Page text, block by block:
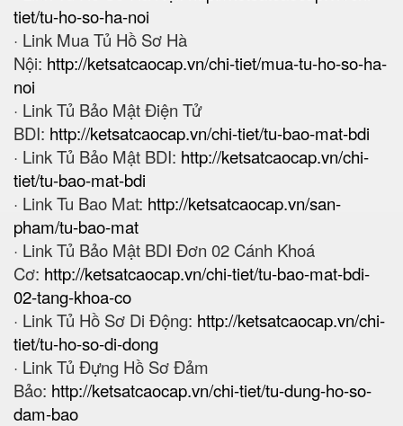
tiet/tu-ho-so-ha-noi
· Link Mua Tủ Hồ Sơ Hà
Nội: http://ketsatcaocap.vn/chi-tiet/mua-tu-ho-so-ha-
noi
· Link Tủ Bảo Mật Điện Tử
BDI: http://ketsatcaocap.vn/chi-tiet/tu-bao-mat-bdi
· Link Tủ Bảo Mật BDI: http://ketsatcaocap.vn/chi-
tiet/tu-bao-mat-bdi
· Link Tu Bao Mat: http://ketsatcaocap.vn/san-
pham/tu-bao-mat
· Link Tủ Bảo Mật BDI Đơn 02 Cánh Khoá
Cơ: http://ketsatcaocap.vn/chi-tiet/tu-bao-mat-bdi-
02-tang-khoa-co
· Link Tủ Hồ Sơ Di Động: http://ketsatcaocap.vn/chi-
tiet/tu-ho-so-di-dong
· Link Tủ Đựng Hồ Sơ Đảm
Bảo: http://ketsatcaocap.vn/chi-tiet/tu-dung-ho-so-
dam-bao